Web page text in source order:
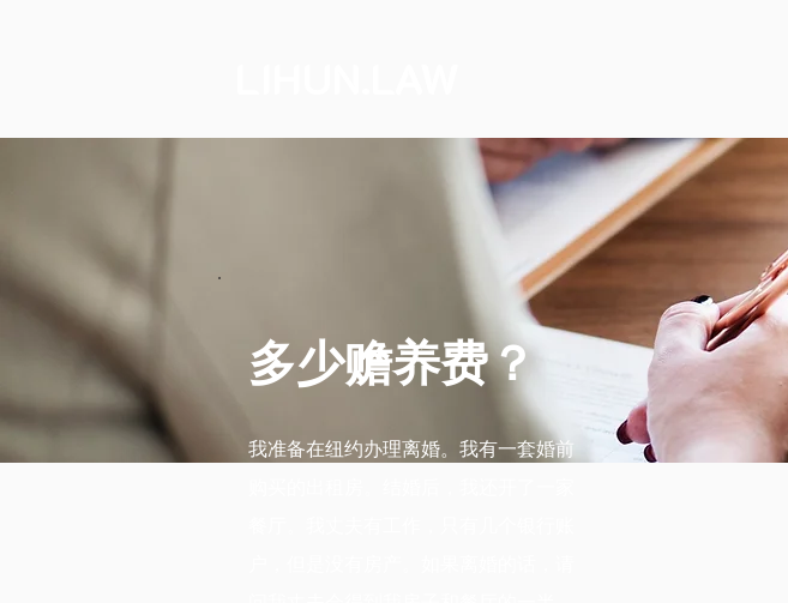
多少赡养费？
我准备在纽约办理离婚。我有一套婚前